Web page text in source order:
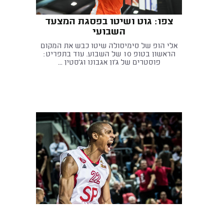
צפו: גוט ושיטו בפסגת המצעד
השבועי
אלי הופ של סימיסולה שיטו כבש את המקום
הראשון בטופ 10 של השבוע. עוד בתפריט:
פוסטרים של ג'ון אגבונו וג'סטין ...